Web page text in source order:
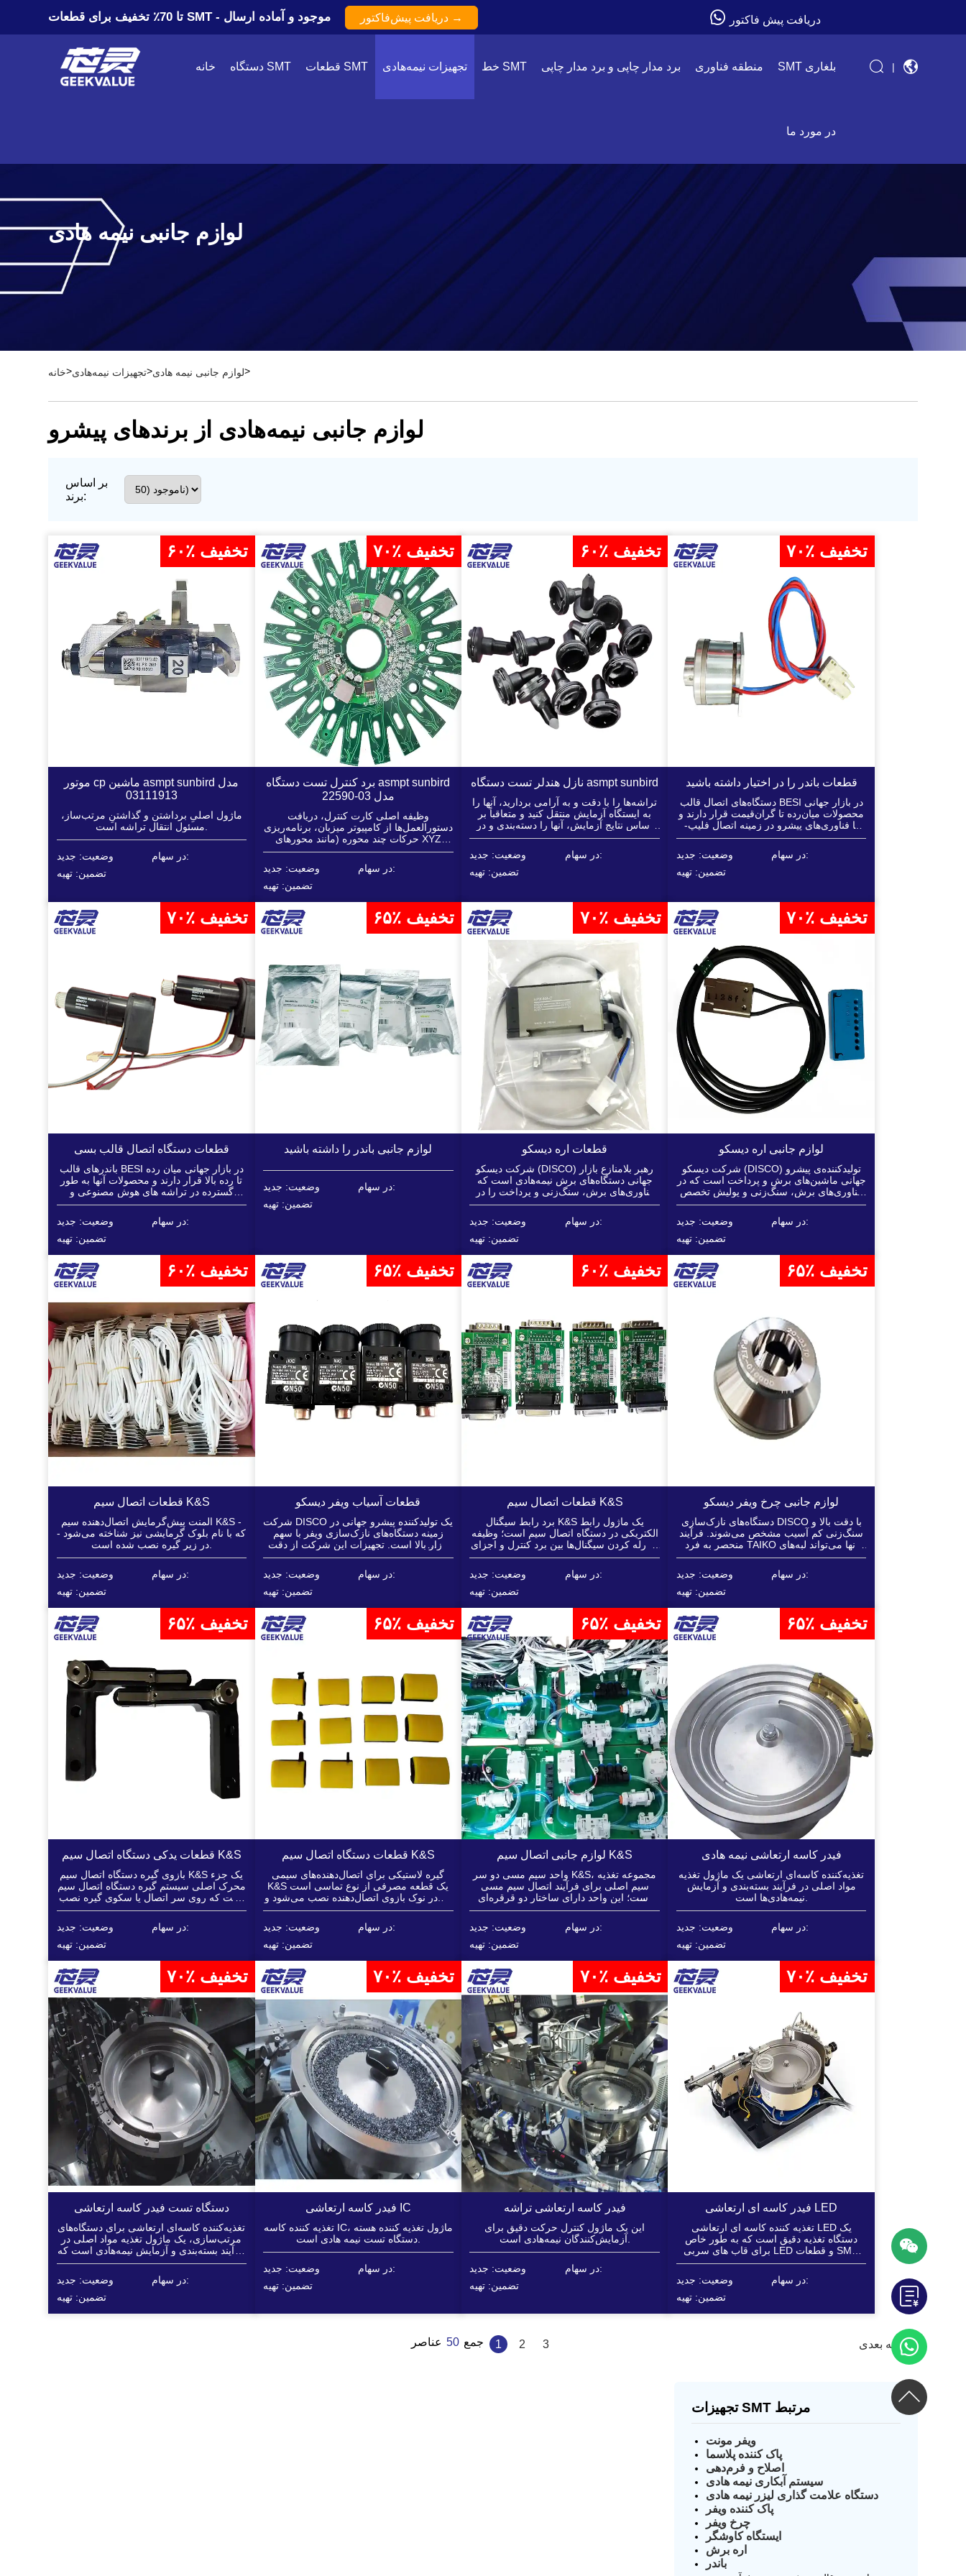
تا 70٪ تخفیف برای قطعات SMT - موجود و آماده ارسال دریافت پیش‌فاکتور → دریافت پیش فاکتور
خانه دستگاه SMT قطعات SMT تجهیزات نیمه‌هادی خط SMT برد مدار چاپی و برد مدار چاپی منطقه فناوری SMT بلغاری
در مورد ما
|
لوازم جانبی نیمه هادی
خانه>تجهیزات نیمه‌هادی>لوازم جانبی نیمه هادی>
لوازم جانبی نیمه‌هادی از برندهای پیشرو
بر اساس
برند:
۶۰٪ تخفیف
موتور cp ماشین asmpt sunbird مدل
03111913
ماژول اصلیِ برداشتن و گذاشتنِ مرتب‌ساز،
وضعیت: جدید
در سهام:
تضمین: تهیه
۷۰٪ تخفیف
برد کنترل تست دستگاه asmpt sunbird
مدل 03-22590
وظیفه اصلی کارت کنترل، دریافت
دستورالعمل‌ها از کامپیوتر میزبان، برنامه‌ریزی
حرکات چند محوره (مانند محورهای XYZ
برجک و نازل) و تولید سیگنال‌هایی برای هدایت
وضعیت: جدید
در سهام:
تضمین: تهیه
۶۰٪ تخفیف
نازل هندلر تست دستگاه asmpt sunbird
تراشه‌ها را با دقت و به آرامی بردارید، آنها را
به ایستگاه آزمایش منتقل کنید و متعاقباً بر
اساس نتایج آزمایش، آنها را دسته‌بندی و در
مکان‌های تعیین‌شده قرار دهید.
وضعیت: جدید
در سهام:
تضمین: تهیه
۷۰٪ تخفیف
قطعات باندر را در اختیار داشته باشید
دستگاه‌های اتصال قالب BESI در بازار جهانی
محصولات میان‌رده تا گران‌قیمت قرار دارند و
با فناوری‌های پیشرو در زمینه اتصال فلیپ-
چیپ و هیبریدی، جایگاه غالبی در زمینه
وضعیت: جدید
در سهام:
تضمین: تهیه
۷۰٪ تخفیف
قطعات دستگاه اتصال قالب بسی
باندرهای قالب BESI در بازار جهانی میان رده
تا رده بالا قرار دارند و محصولات آنها به طور
گسترده در تراشه های هوش مصنوعی و
محاسبات با کارایی بالا مورد استفاده قرار می
گیرد که نیروی محرکه اصلی رشد سریع آنها
است...
وضعیت: جدید
در سهام:
تضمین: تهیه
۶۵٪ تخفیف
لوازم جانبی باندر را داشته باشید
وضعیت: جدید
در سهام:
تضمین: تهیه
۷۰٪ تخفیف
قطعات اره دیسکو
شرکت دیسکو (DISCO) رهبر بلامنازع بازار
جهانی دستگاه‌های برش نیمه‌هادی است که
فناوری‌های برش، سنگ‌زنی و پرداخت را در
هسته خود دارد. تجهیزات آن می‌توانند انواع
وضعیت: جدید
در سهام:
تضمین: تهیه
۷۰٪ تخفیف
لوازم جانبی اره دیسکو
شرکت دیسکو (DISCO) تولیدکننده‌ی پیشرو
جهانی ماشین‌های برش و پرداخت است که در
فناوری‌های برش، سنگ‌زنی و پولیش تخصص
دارد. راهکارهای برش دو اسپیندل و لیزری این
شرکت، از دقت و راندمان بالا پشتیبانی
می‌کنند...
وضعیت: جدید
در سهام:
تضمین: تهیه
۶۰٪ تخفیف
قطعات اتصال سیم K&S
المنت پیش‌گرمایش اتصال‌دهنده سیم K&S -
که با نام بلوک گرمایشی نیز شناخته می‌شود -
در زیر گیره نصب شده است.
وضعیت: جدید
در سهام:
تضمین: تهیه
۶۵٪ تخفیف
قطعات آسیاب ویفر دیسکو
شرکت DISCO یک تولیدکننده پیشرو جهانی در
زمینه دستگاه‌های نازک‌سازی ویفر با سهم
بازار بالا است. تجهیزات این شرکت از دقت
بالایی برخوردار است، از پردازش ویفرهای
بسیار نازک پشتیبانی می‌کند و از فرآیندهای
وضعیت: جدید
در سهام:
تضمین: تهیه
۶۰٪ تخفیف
قطعات اتصال سیم K&S
برد رابط سیگنال K&S یک ماژول رابط
الکتریکی در دستگاه اتصال سیم است؛ وظیفه
آن رله کردن سیگنال‌ها بین برد کنترل و اجزای
محرک (مانند موتورها، مدارهای خطی...)
وضعیت: جدید
در سهام:
تضمین: تهیه
۶۵٪ تخفیف
لوازم جانبی چرخ ویفر دیسکو
دستگاه‌های نازک‌سازی DISCO با دقت بالا و
سنگ‌زنی کم آسیب مشخص می‌شوند. فرآیند
منحصر به فرد TAIKO آنها می‌تواند لبه‌های
ویفر را تقویت کند و به طور گسترده در
حافظه، دستگاه‌های قدرت و بسته‌بندی
وضعیت: جدید
در سهام:
تضمین: تهیه
۶۵٪ تخفیف
قطعات یدکی دستگاه اتصال سیم K&S
بازوی گیره دستگاه اتصال سیم K&S یک جزء
محرک اصلی سیستم گیره دستگاه اتصال سیم
است که روی سر اتصال یا سکوی گیره نصب
می‌شود.
وضعیت: جدید
در سهام:
تضمین: تهیه
۶۵٪ تخفیف
قطعات دستگاه اتصال سیم K&S
گیره لاستیکی برای اتصال‌دهنده‌های سیمی
K&S یک قطعه مصرفی از نوع تماسی است
که در نوک بازوی اتصال‌دهنده نصب می‌شود و
مستقیماً با سطح قاب سربی یا زیرلایه تماس
وضعیت: جدید
در سهام:
تضمین: تهیه
۶۵٪ تخفیف
لوازم جانبی اتصال سیم K&S
واحد سیم مسی دو سر K&S، مجموعه تغذیه
سیم اصلی برای فرآیند اتصال سیم مسی
است؛ این واحد دارای ساختار دو قرقره‌ای
است که از تعویض سریع سیم یا اتصال
وضعیت: جدید
در سهام:
تضمین: تهیه
۶۵٪ تخفیف
فیدر کاسه ارتعاشی نیمه هادی
تغذیه‌کننده کاسه‌ای ارتعاشی یک ماژول تغذیه
مواد اصلی در فرآیند بسته‌بندی و آزمایش
وضعیت: جدید
در سهام:
تضمین: تهیه
۷۰٪ تخفیف
دستگاه تست فیدر کاسه ارتعاشی
تغذیه‌کننده کاسه‌ای ارتعاشی برای دستگاه‌های
مرتب‌سازی، یک ماژول تغذیه مواد اصلی در
فرآیند بسته‌بندی و آزمایش نیمه‌هادی است که
به‌طور خاص برای دستگاه‌های مرتب‌سازی
وضعیت: جدید
در سهام:
تضمین: تهیه
۷۰٪ تخفیف
فیدر کاسه ارتعاشی IC
تغذیه کننده کاسه IC، ماژول تغذیه کننده هسته
دستگاه تست نیمه هادی است.
وضعیت: جدید
در سهام:
تضمین: تهیه
۷۰٪ تخفیف
فیدر کاسه ارتعاشی تراشه
این یک ماژول کنترل حرکت دقیق برای
وضعیت: جدید
در سهام:
تضمین: تهیه
۷۰٪ تخفیف
فیدر کاسه ای ارتعاشی LED
تغذیه کننده کاسه ای ارتعاشی LED یک
دستگاه تغذیه دقیق است که به طور خاص
برای قاب های سربی LED و قطعات SMD
طراحی شده است.
وضعیت: جدید
در سهام:
تضمین: تهیه
جمع 50 عناصر 1 2 3 صفحه بعدی
تجهیزات SMT مرتبط
ویفر مونت
پاک کننده پلاسما
اصلاح و فرم‌دهی
سیستم آبکاری نیمه هادی
دستگاه علامت گذاری لیزر نیمه هادی
پاک کننده ویفر
چرخ ویفر
ایستگاه کاوشگر
اره برش
باندر